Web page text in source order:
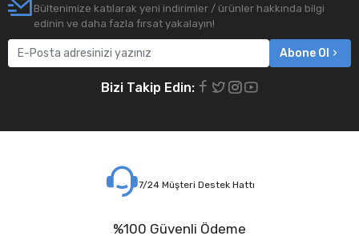
Bültenimize katılarak yeni indirimler / ürünler hakkında bilgi
edinin ve daha fazla fırsat yakalayın!
Abone Ol
Bizi Takip Edin:
7/24 Müşteri Destek Hattı
%100 Güvenli Ödeme